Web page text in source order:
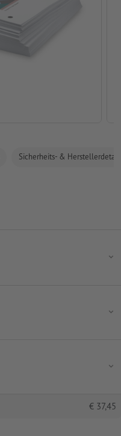
Sicherheits- &
€ 37,45